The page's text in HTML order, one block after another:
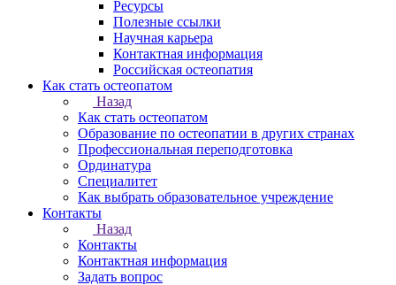
Ресурсы
Полезные ссылки
Научная карьера
Контактная информация
Российская остеопатия
Как стать остеопатом
Назад
Как стать остеопатом
Образование по остеопатии в других странах
Профессиональная переподготовка
Ординатура
Специалитет
Как выбрать образовательное учреждение
Контакты
Назад
Контакты
Контактная информация
Задать вопрос